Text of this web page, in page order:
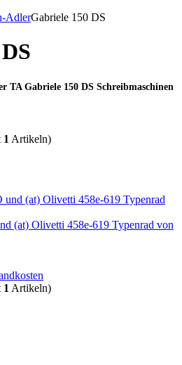
AdlerGabriele 150 DS
Gabriele 150 DS Schreibmaschinen
1 Artikeln)
(at) Olivetti 458e-619 Typenrad von
1 Artikeln)